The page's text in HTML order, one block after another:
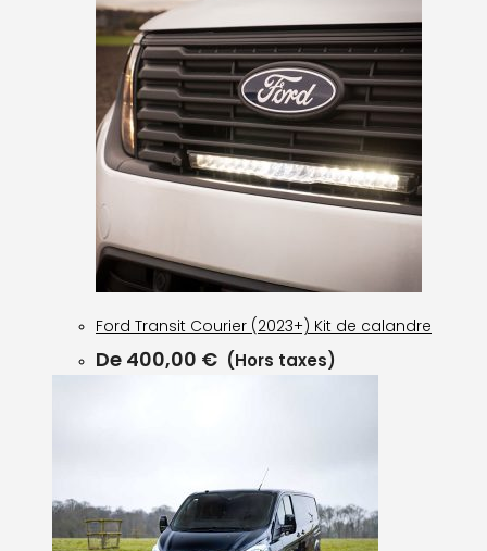
Ford Transit Courier (2023+) Kit de calandre
De 400,00 € (Hors taxes)